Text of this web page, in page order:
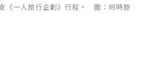
《一人旅行企劃》行程。 圖：何時旅